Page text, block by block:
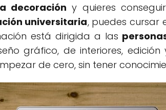
decoración y quieres
universitaria, puedes cursar
está dirigida a las
gráfico, de interiores,
de cero, sin tener